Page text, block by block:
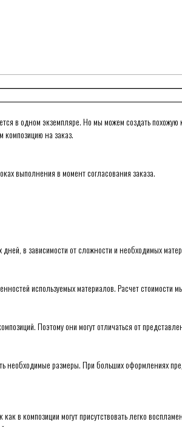
в одном экземпляре. Но мы можем создать похожую
на заказ.
выполнения в момент согласования заказа.
в зависимости от сложности и необходимых
используемых материалов. Расчет стоимости
Поэтому они могут отличаться от
размеры. При больших оформлениях
в композиции могут присутствовать легко